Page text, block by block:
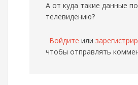
А от куда такие данные по
телевидению?
Войдите или
чтобы отправлять